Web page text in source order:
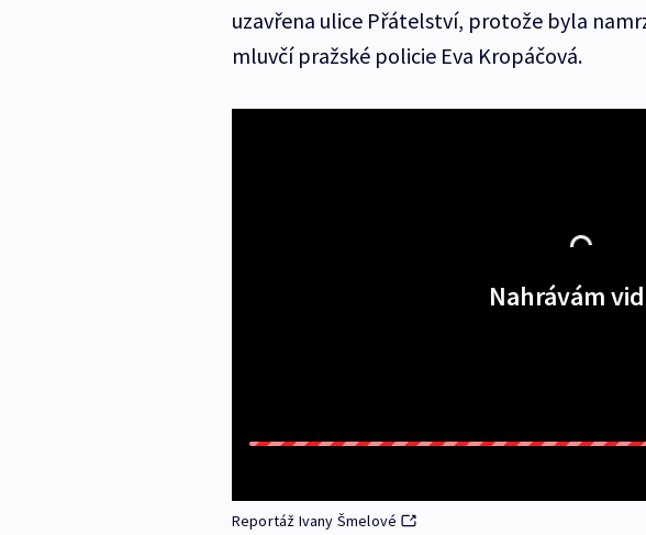
uzavřena ulice Přátelství, protože byla
mluvčí pražské policie Eva Kropáčová.
Nahrávám
Reportáž Ivany Šmelové